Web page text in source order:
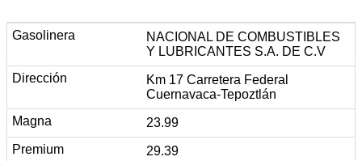
NACIONAL DE COMBUSTIBLES
Y LUBRICANTES S.A. DE C.V
Km 17 Carretera Federal
Cuernavaca-Tepoztlán
23.99
29.39